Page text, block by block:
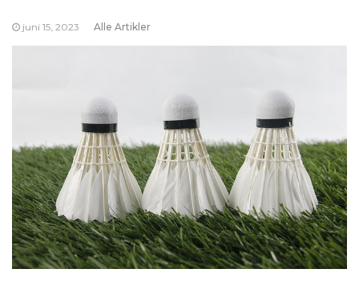
juni 15, 2023 Alle Artikler